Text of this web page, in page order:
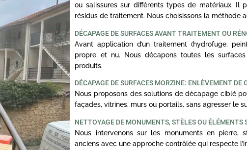
ou salissures sur différents types de matériaux. Il
résidus de traitement. Nous choisissons la méthode
DÉCAPAGE DE SURFACES AVANT TRAITEMENT OU
Avant application d’un traitement (hydrofuge,
propre et nu. Nous décapons toutes les
produits.
DÉCAPAGE DE SURFACES MORZINE: ENLÈVEMENT
Nous proposons des solutions de décapage ciblé
façades, vitrines, murs ou portails, sans agresser le
NETTOYAGE DE MONUMENTS, STÈLES OU ÉLÉMENTS
Nous intervenons sur les monuments en pierre,
anciens avec une approche contrôlée qui respecte